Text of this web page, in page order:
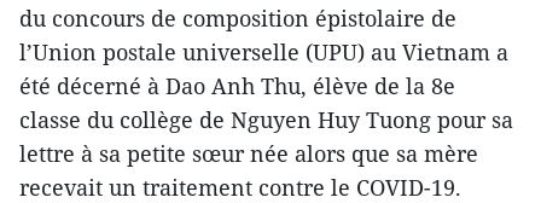
du concours de composition épistolaire de
l’Union postale universelle (UPU) au Vietnam a
été décerné à Dao Anh Thu, élève de la 8e
classe du collège de Nguyen Huy Tuong pour sa
lettre à sa petite sœur née alors que sa mère
recevait un traitement contre le COVID-19.